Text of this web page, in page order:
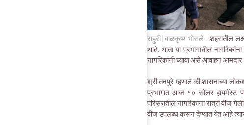
राहुरी | बाळकृष्ण भोसले- शहरातील
आहे. आता या प्रभागातील
नागरिकांनी घ्यावा असे आवाहन
श्री तनपुरे म्हणाले की शासनाच्या
प्रभागात आज १० सोलर हायमॅस्ट
परिसरातील नागरिकांना रात्री वीज
वीज उपलब्ध करून देण्यात येत आहे